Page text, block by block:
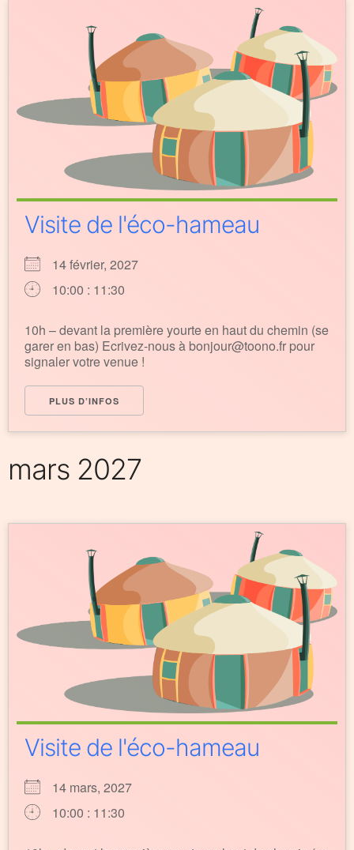
Visite de l'éco-hameau
14 février, 2027
10:00 : 11:30
10h – devant la première yourte en haut du chemin (se
garer en bas) Ecrivez-nous à bonjour@toono.fr pour
signaler votre venue !
PLUS D’INFOS
mars 2027
Visite de l'éco-hameau
14 mars, 2027
10:00 : 11:30